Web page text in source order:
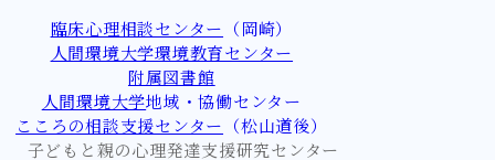
臨床心理相談センター （岡崎）
人間環境大学環境教育センター
附属図書館
人間環境大学地域・協働センター
こころの相談支援センター （松山道後）
子どもと親の心理発達支援研究センター